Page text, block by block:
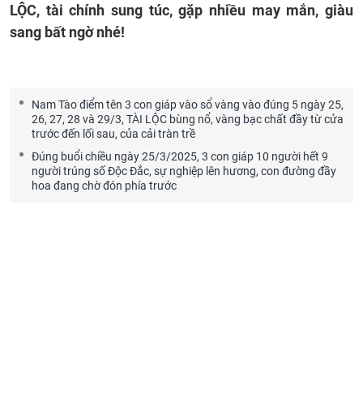
LỘC, tài chính sung túc, gặp nhiều may mắn, giàu
sang bất ngờ nhé!
Nam Tào điểm tên 3 con giáp vào sổ vàng vào đúng 5 ngày 25,
26, 27, 28 và 29/3, TÀI LỘC bùng nổ, vàng bạc chất đầy từ cửa
trước đến lối sau, của cải tràn trề
Đúng buổi chiều ngày 25/3/2025, 3 con giáp 10 người hết 9
người trúng số Độc Đắc, sự nghiệp lên hương, con đường đầy
hoa đang chờ đón phía trước